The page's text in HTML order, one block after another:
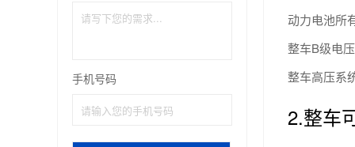
手机号码
动力电池所
整车B级电
整车高压系
2.整车